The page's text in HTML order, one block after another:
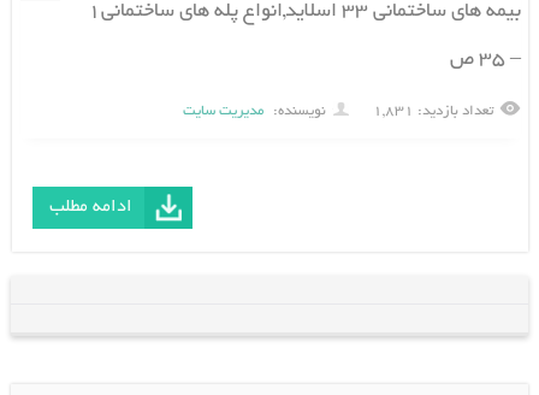
بیمه های ساختمانی ۳۳ اسلاید,انواع پله های ساختمانی۱
– ۳۵ ص
تعداد بازدید: ۱,۸۳۱ نویسنده: مدیریت سایت
ادامه مطلب